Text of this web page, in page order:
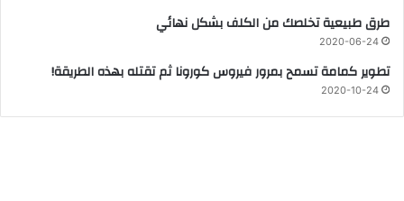
طرق طبيعية تخلصك من الكلف بشكل نهائي
2020-06-24
تطوير كمامة تسمح بمرور فيروس كورونا ثم تقتله بهذه الطريقة!
2020-10-24